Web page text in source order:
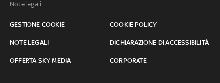
Note legali:
GESTIONE COOKIE COOKIE POLICY
NOTE LEGALI DICHIARAZIONE DI ACCESSIBILITÀ
OFFERTA SKY MEDIA CORPORATE